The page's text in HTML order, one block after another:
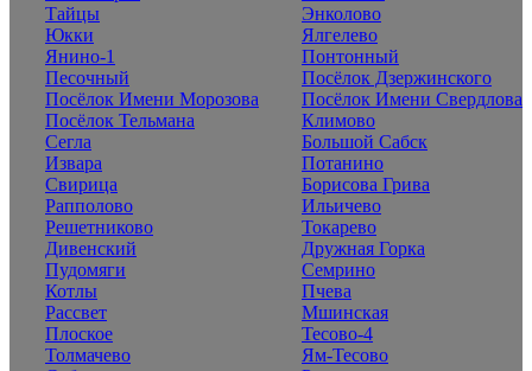
Тайцы
Энколово
Юкки
Ялгелево
Янино-1
Понтонный
Песочный
Посёлок Дзержинского
Посёлок Имени Морозова
Посёлок Имени Свердлова
Посёлок Тельмана
Климово
Сегла
Большой Сабск
Извара
Потанино
Свирица
Борисова Грива
Рапполово
Ильичево
Решетниково
Токарево
Дивенский
Дружная Горка
Пудомяги
Семрино
Котлы
Пчева
Рассвет
Мшинская
Плоское
Тесово-4
Толмачево
Ям-Тесово